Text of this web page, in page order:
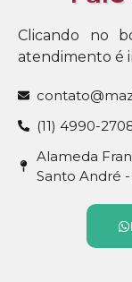
Clicando no
atendimento é
(11) 4990-
Alameda
Santo André